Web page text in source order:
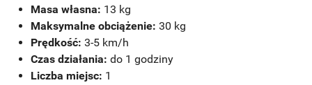
Masa własna: 13 kg
Maksymalne obciążenie: 30 kg
Prędkość: 3-5 km/h
Czas działania: do 1 godziny
Liczba miejsc: 1